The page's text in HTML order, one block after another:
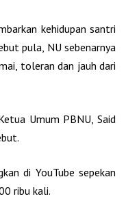
kehidupan santri
pula, NU sebenarnya
toleran dan jauh dari
Umum PBNU, Said
di YouTube sepekan
ribu kali.